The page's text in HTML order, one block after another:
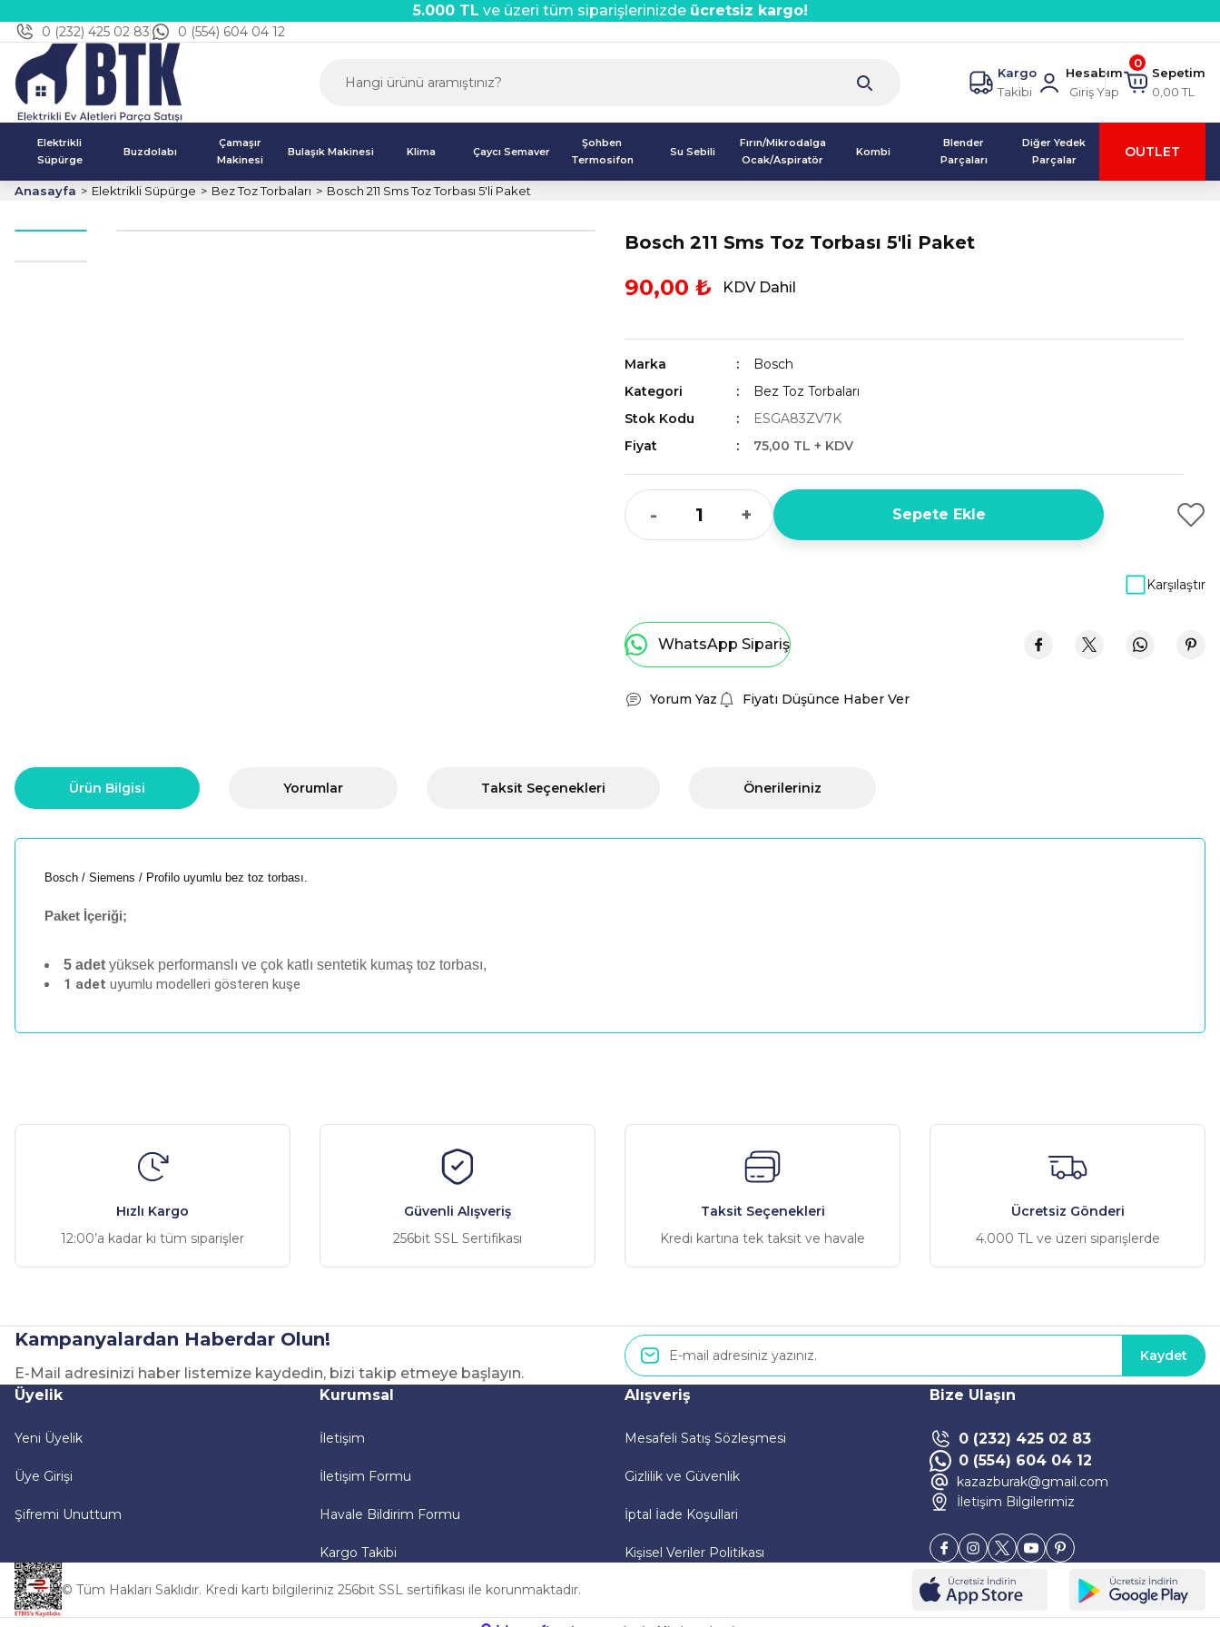
5.000 TL ve üzeri tüm siparişlerinizde ücretsiz kargo!
0 (232) 425 02 83 0 (554) 604 04 12
Kargo
Takibi
Hesabım
Giriş Yap
0
Sepetim
0,00 TL
Elektrikli
Süpürge
Buzdolabı
Çamaşır
Makinesi
Bulaşık Makinesi Klima Çaycı Semaver
Şohben
Termosifon
Su Sebili
Fırın/Mikrodalga
Ocak/Aspiratör
Kombi
Blender
Parçaları
Diğer Yedek
Parçalar
OUTLET
Anasayfa Elektrikli Süpürge Bez Toz Torbaları Bosch 211 Sms Toz Torbası 5'li Paket
Bosch 211 Sms Toz Torbası 5'li Paket
90,00 ₺ KDV Dahil
Marka
Bosch
Kategori
Bez Toz Torbaları
Stok Kodu
ESGA83ZV7K
Fiyat
75,00 TL + KDV
- + Sepete Ekle
Karşılaştır
WhatsApp Sipariş
Yorum Yaz Fiyatı Düşünce Haber Ver
Ürün Bilgisi Yorumlar Taksit Seçenekleri Önerileriniz
Bosch / Siemens / Profilo uyumlu bez toz torbası.
Paket İçeriği;
5 adet yüksek performanslı ve çok katlı sentetik kumaş toz torbası,
1 adet uyumlu modelleri gösteren kuşe
Ürün açıklamasında eksik bilgiler bulunuyor.
Ürün fiyatı diğer sitelerden daha pahalı.
Gönder
Hızlı Kargo
12:00’a kadar ki tüm siparişler
Güvenli Alışveriş
256bit SSL Sertifikası
Taksit Seçenekleri
Kredi kartına tek taksit ve havale
Ücretsiz Gönderi
4.000 TL ve üzeri siparişlerde
Kampanyalardan Haberdar Olun!
E-Mail adresinizi haber listemize kaydedin, bizi takip etmeye başlayın.
Kaydet
Üyelik
Yeni Üyelik
Üye Girişi
Şifremi Unuttum
Kurumsal
İletişim
İletişim Formu
Havale Bildirim Formu
Kargo Takibi
Alışveriş
Mesafeli Satış Sözleşmesi
Gizlilik ve Güvenlik
İptal İade Koşullari
Kişisel Veriler Politikası
Bize Ulaşın
0 (232) 425 02 83
0 (554) 604 04 12
kazazburak@gmail.com
İletişim Bilgilerimiz
© Tüm Hakları Saklıdır. Kredi kartı bilgileriniz 256bit SSL sertifikası ile korunmaktadır.